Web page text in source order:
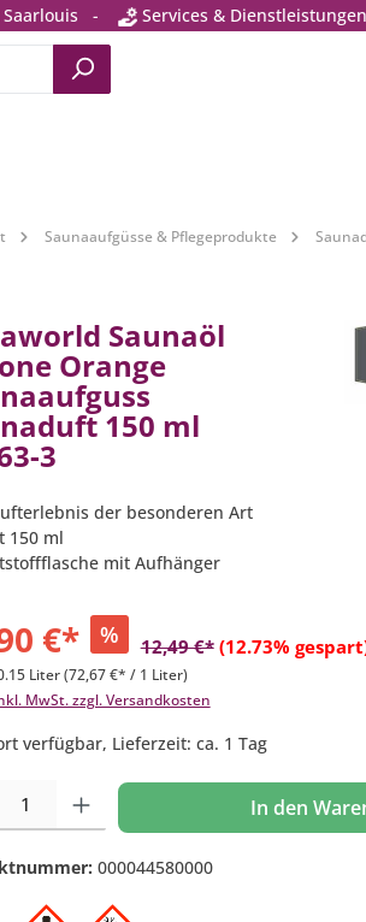
- Services & Dienstleistungen
Saunaaufgüsse & Pflegeprodukte
Saunaöl
Orange
150 ml
3
der besonderen Art
150 ml
mit Aufhänger
€* % 12,49 €* (12.73%
Liter(72,67 €* / 1 Liter)
MwSt. zzgl. Versandkosten
verfügbar, Lieferzeit: ca. 1 Tag
Anzahl: Gib den gewünschten Wert ein oder
In den
000044580000